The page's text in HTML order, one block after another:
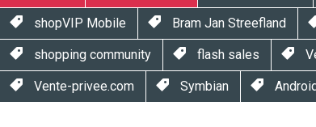
shopVIP Mobile Bram Jan Streefland
shopping community flash sales
Vente-privee.com Symbian